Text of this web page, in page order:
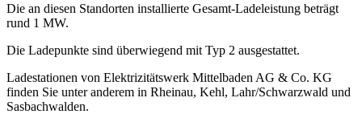
Die an diesen Standorten installierte Gesamt-Ladeleistung beträgt
rund 1 MW.
Die Ladepunkte sind überwiegend mit Typ 2 ausgestattet.
Ladestationen von Elektrizitätswerk Mittelbaden AG & Co. KG
finden Sie unter anderem in Rheinau, Kehl, Lahr/Schwarzwald und
Sasbachwalden.